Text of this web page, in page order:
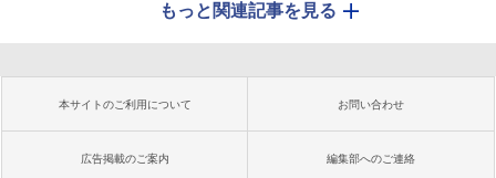
もっと関連記事を見る
本サイトのご利用について お問い合わせ
広告掲載のご案内 編集部へのご連絡